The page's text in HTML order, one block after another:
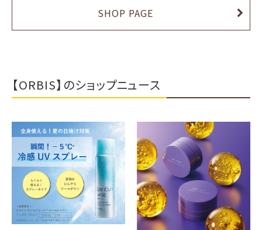
SHOP PAGE
【ORBIS】のショップニュース